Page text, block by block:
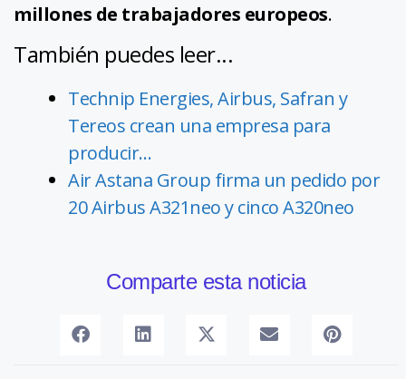
millones de trabajadores europeos.
También puedes leer...
Technip Energies, Airbus, Safran y
Tereos crean una empresa para
producir…
Air Astana Group firma un pedido por
20 Airbus A321neo y cinco A320neo
Comparte esta noticia